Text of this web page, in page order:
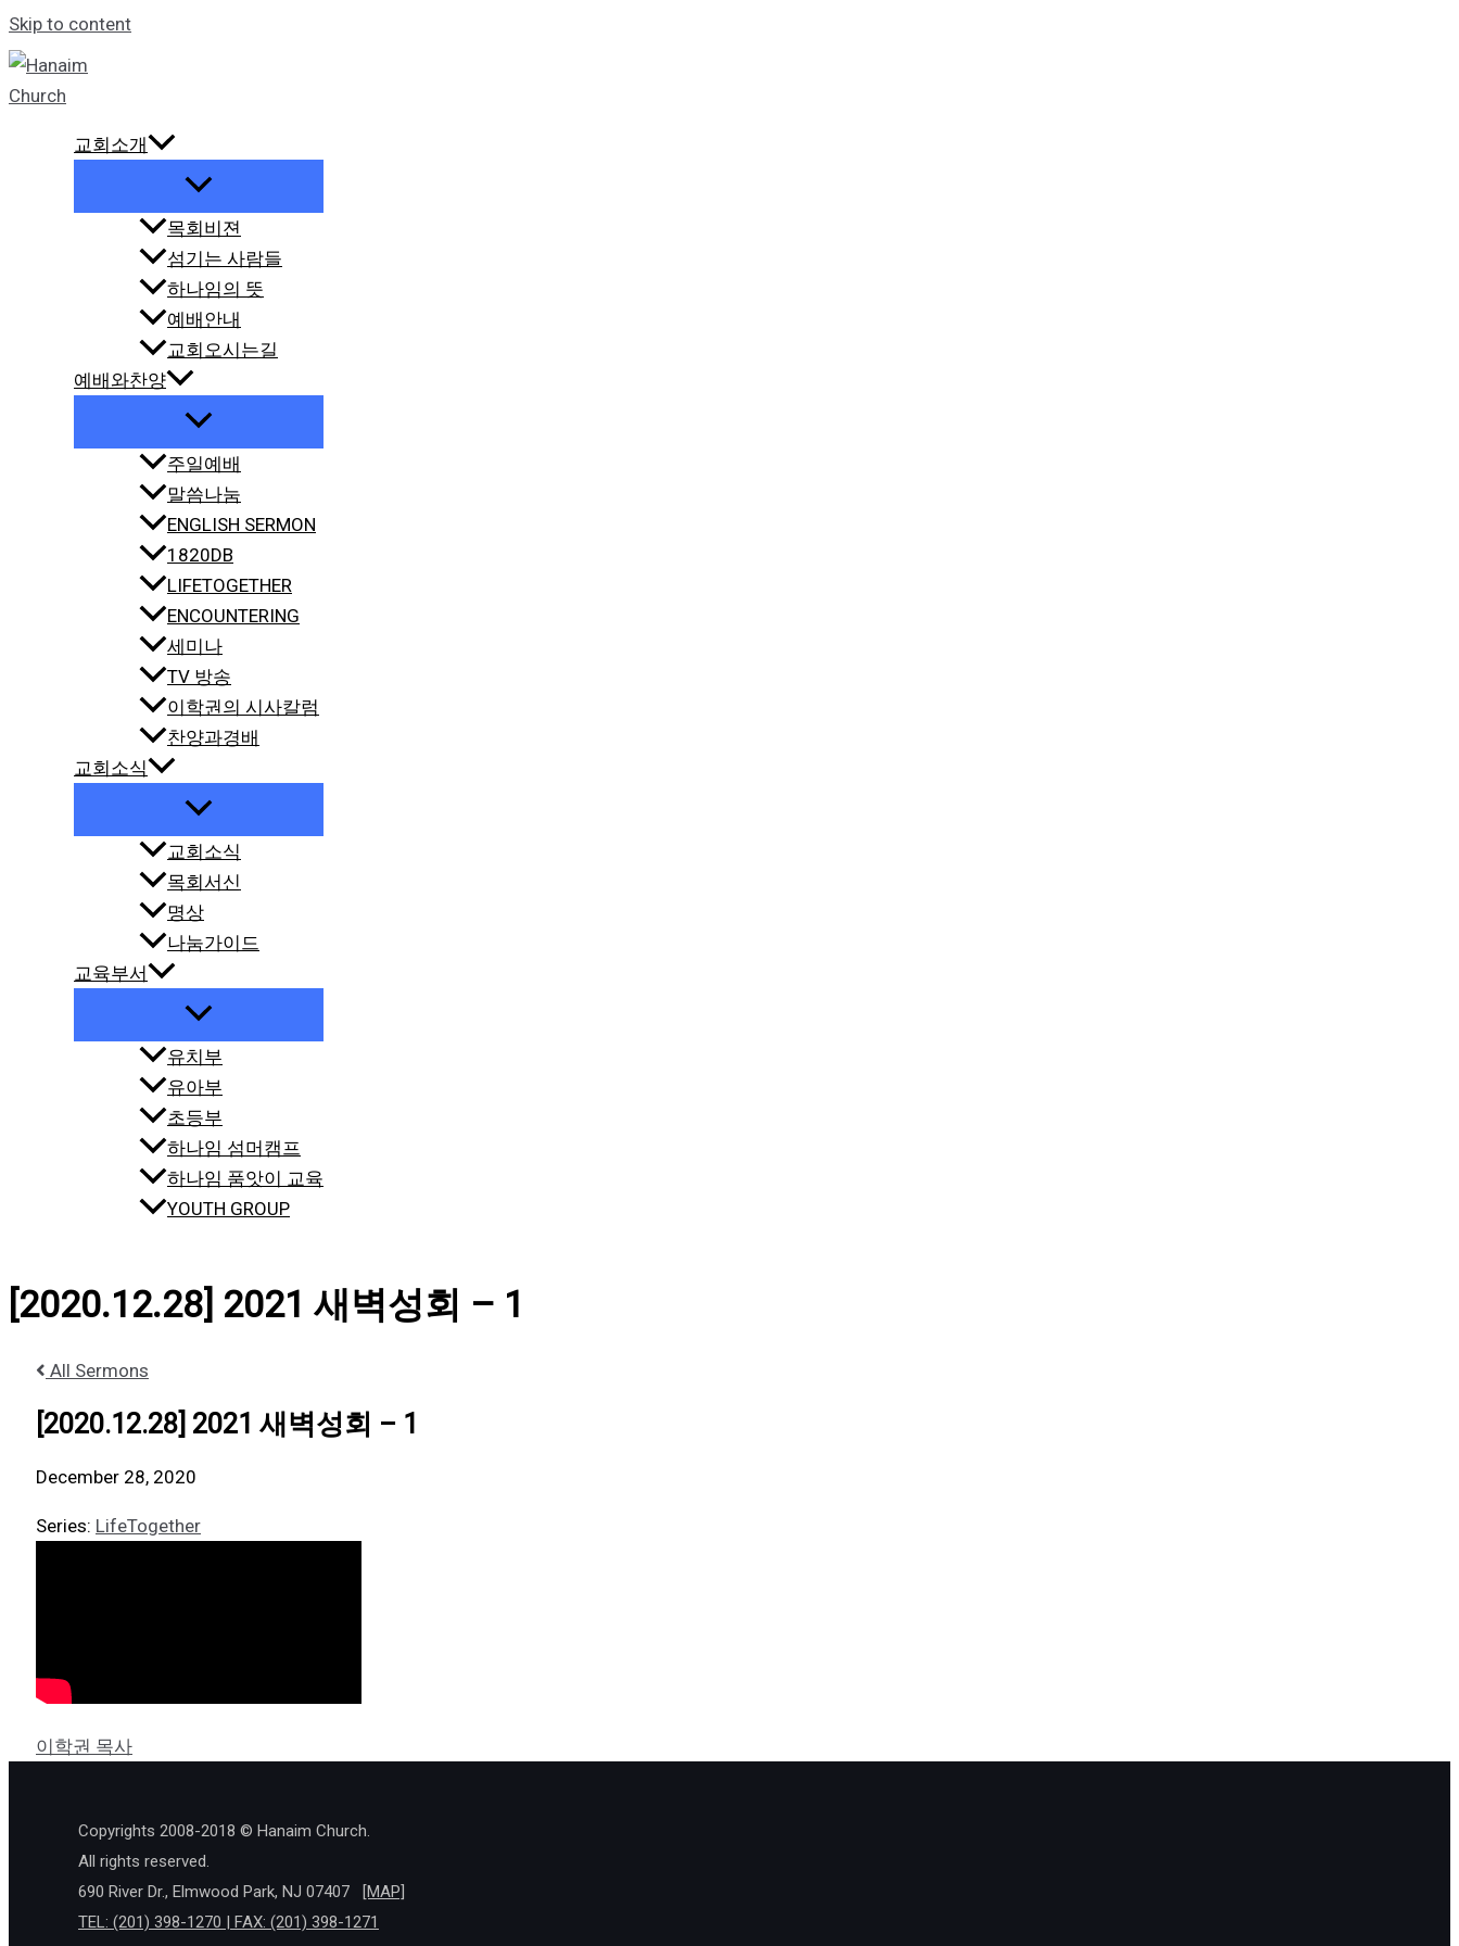
Skip to content
교회소개
목회비젼
섬기는 사람들
하나임의 뜻
예배안내
교회오시는길
예배와찬양
주일예배
말씀나눔
ENGLISH SERMON
1820DB
LIFETOGETHER
ENCOUNTERING
세미나
TV 방송
이학권의 시사칼럼
찬양과경배
교회소식
교회소식
목회서신
명상
나눔가이드
교육부서
유치부
유아부
초등부
하나임 섬머캠프
하나임 품앗이 교육
YOUTH GROUP
[2020.12.28] 2021 새벽성회 – 1
All Sermons
[2020.12.28] 2021 새벽성회 – 1
December 28, 2020
Series: LifeTogether
이학권 목사
Copyrights 2008-2018 © Hanaim Church.
All rights reserved.
690 River Dr., Elmwood Park, NJ 07407
[MAP]
TEL: (201) 398-1270 | FAX: (201) 398-1271